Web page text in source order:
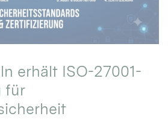
erhält ISO-27001-
für